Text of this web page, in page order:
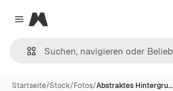
Close menu
Magnific
Startseite/Stock/Fotos/Abstraktes Hintergru…